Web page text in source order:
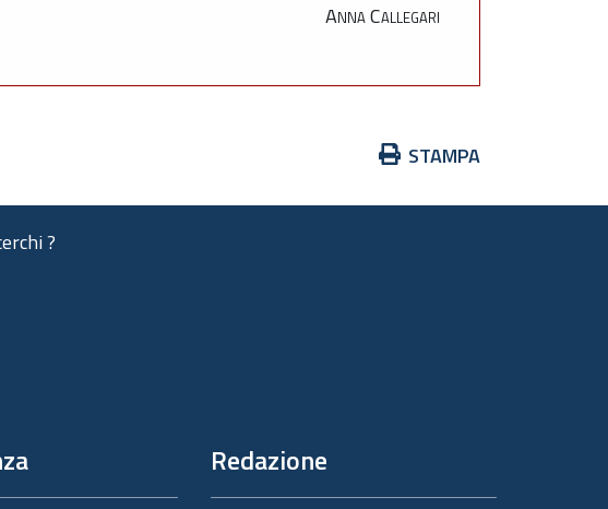
Anna Callegari
Azioni
documento
STAMPA
?
Redazione